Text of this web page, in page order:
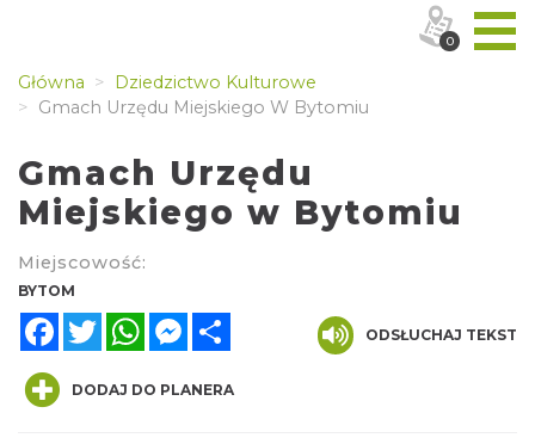
Główna
Dziedzictwo Kulturowe
Gmach Urzędu Miejskiego W Bytomiu
Gmach Urzędu
Miejskiego w Bytomiu
Miejscowość:
BYTOM
FacebookTwitterWhatsAppMessenger
ODSŁUCHAJ TEKST
DODAJ DO PLANERA
0